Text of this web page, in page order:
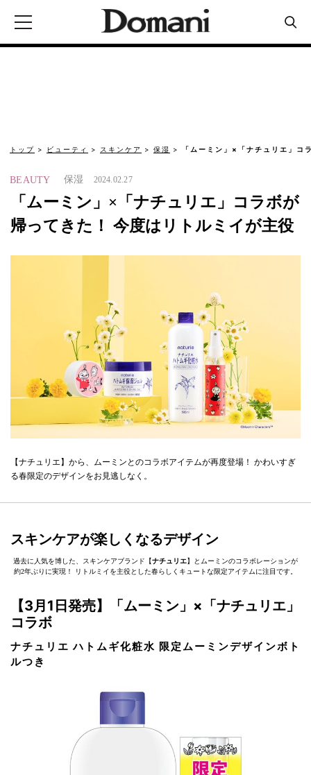
トップ ビューティ スキンケア 保湿 「ムーミン」×「ナチュリエ」
BEAUTY 保湿 2024.02.27
「ムーミン」×「ナチュリエ」コラボが
帰ってきた！ 今度はリトルミイが主役
【ナチュリエ】から、ムーミンとのコラボアイテムが再度登場！ かわいすぎ
る春限定のデザインをお見逃しなく。
スキンケアが楽しくなるデザイン
過去に人気を博した、スキンケアブランド【ナチュリエ】とムーミンのコラボレーションが
約2年ぶりに実現！ リトルミイを主役とした春らしくキュートな限定アイテムに注目です。
【3月1日発売】「ムーミン」×「ナチュリエ」
コラボ
ナチュリエ ハトムギ化粧水 限定ムーミンデザインボト
ルつき